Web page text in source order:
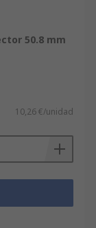
50.8 mm
10,26 €/unidad